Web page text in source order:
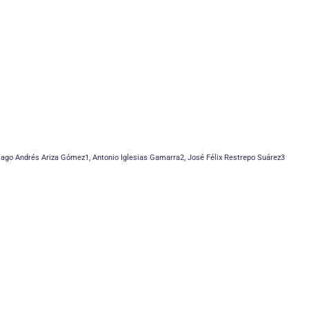
Andrés Ariza Gómez1, Antonio Iglesias Gamarra2, José Félix Restrepo Suárez3